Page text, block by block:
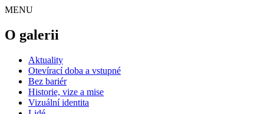
MENU
O galerii
Aktuality
Otevírací doba a vstupné
Bez bariér
Historie, vize a mise
Vizuální identita